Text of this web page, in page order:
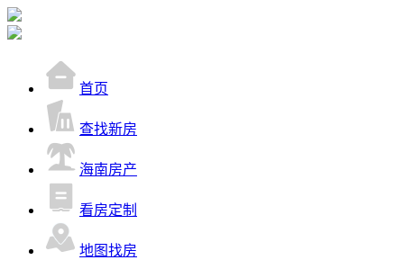
首页
查找新房
海南房产
看房定制
地图找房